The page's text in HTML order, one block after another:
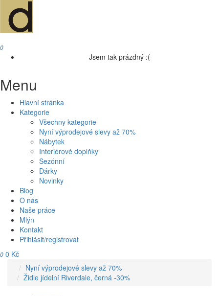
0
Jsem tak prázdný :(
Menu
Hlavní stránka
Kategorie
Všechny kategorie
Nyní výprodejové slevy až 70%
Nábytek
Interiérové doplňky
Sezónní
Dárky
Novinky
Blog
O nás
Naše práce
Mlýn
Kontakt
Přihlásit/registrovat
0 0 Kč
Nyní výprodejové slevy až 70%
Židle jídelní Riverdale, černá -30%